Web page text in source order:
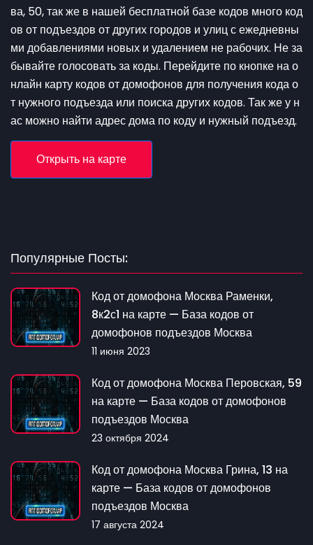
ва, 50, так же в нашей бесплатной базе кодов много код
ов от подъездов от других городов и улиц с ежедневны
ми добавлениями новых и удалением не рабочих. Не за
бывайте голосовать за коды. Перейдите по кнопке на о
нлайн карту кодов от домофонов для получения кода о
т нужного подъезда или поиска других кодов. Так же у н
ас можно найти адрес дома по коду и нужный подъезд.
Открыть на карте
Популярные Посты:
Код от домофона Москва Раменки,
8к2с1 на карте — База кодов от
домофонов подъездов Москва
11 июня 2023
Код от домофона Москва Перовская, 59
на карте — База кодов от домофонов
подъездов Москва
23 октября 2024
Код от домофона Москва Грина, 13 на
карте — База кодов от домофонов
подъездов Москва
17 августа 2024